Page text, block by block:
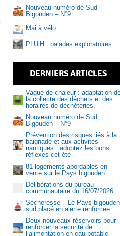
Aquasud
Nouveau numéro de Sud
Bigouden – N°9
Mai à vélo
PLUiH : balades exploratoires
DERNIERS ARTICLES
Vague de chaleur : adaptation
la collecte des déchets et des
horaires de déchéteries.
Nouveau numéro de Sud
Bigouden – N°9
Prévention des risques liés à la
baignade et aux activités
nautiques : adoptez les bons
réflexes cet été
81 logements abordables en
vente sur le Pays bigouden
Délibérations du bureau
communautaire du 16/07/2026
Sécheresse – Le Pays bigouden
sud placé en alerte renforcée
Deux nouveaux réservoirs pour
renforcer la sécurité de
l’alimentation en eau potable